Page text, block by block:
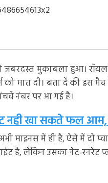
जबरदस्त मुकाबला हुआ।
को मात दी। बता दें की इस
नंबर पर आ गई है।
नही खा सकते फल
माइनस में ही है, ऐसे में दो
है, लेकिन उसका नेट-रनरेट